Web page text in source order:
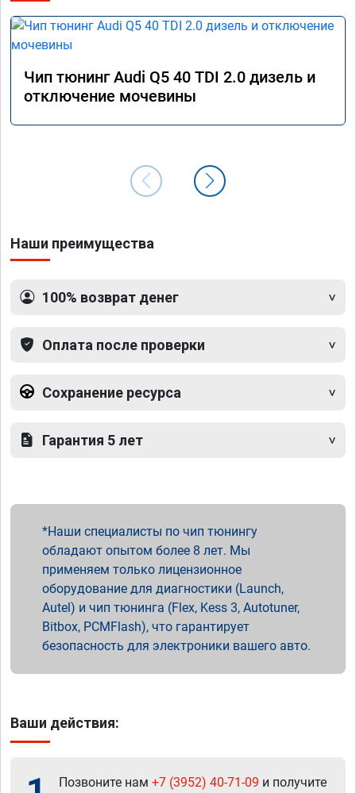
Чип тюнинг Audi Q5 40 TDI 2.0 дизель и
отключение мочевины
Наши преимущества
100% возврат денег
Оплата после проверки
Сохранение ресурса
Гарантия 5 лет
Наши специалисты по чип тюнингу
обладают опытом более 8 лет. Мы
применяем только лицензионное
оборудование для диагностики (Launch,
Autel) и чип тюнинга (Flex, Kess 3, Autotuner,
Bitbox, PCMFlash), что гарантирует
безопасность для электроники вашего авто.
Ваши действия:
Позвоните нам +7 (3952) 40-71-09 и получите